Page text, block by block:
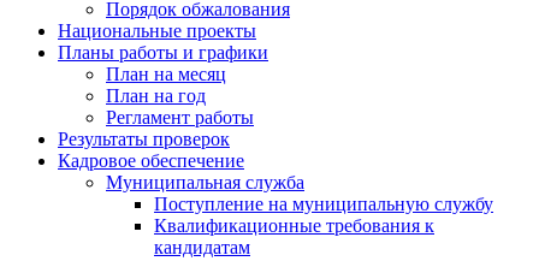
Порядок обжалования
Национальные проекты
Планы работы и графики
План на месяц
План на год
Регламент работы
Результаты проверок
Кадровое обеспечение
Муниципальная служба
Поступление на муниципальную службу
Квалификационные требования к
кандидатам